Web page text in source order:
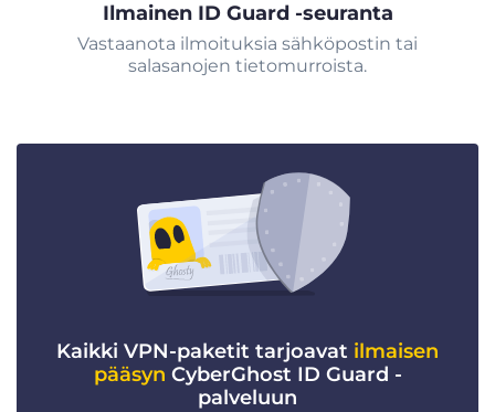
Ilmainen ID Guard -seuranta
Vastaanota ilmoituksia sähköpostin tai
salasanojen tietomurroista.
Kaikki VPN-paketit tarjoavat ilmaisen
pääsyn CyberGhost ID Guard -
palveluun